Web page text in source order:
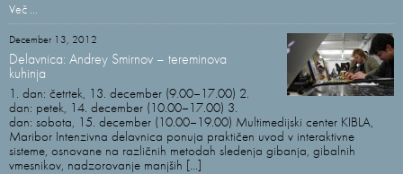
Več ...
December 13, 2012
Delavnica: Andrey Smirnov – tereminova
kuhinja
1. dan: četrtek, 13. december (9.00–17.00) 2.
dan: petek, 14. december (10.00–17.00) 3.
dan: sobota, 15. december (10.00–19.00) Multimedijski center KIBLA,
Maribor Intenzivna delavnica ponuja praktičen uvod v interaktivne
sisteme, osnovane na različnih metodah sledenja gibanja, gibalnih
vmesnikov, nadzorovanje manjših [...]